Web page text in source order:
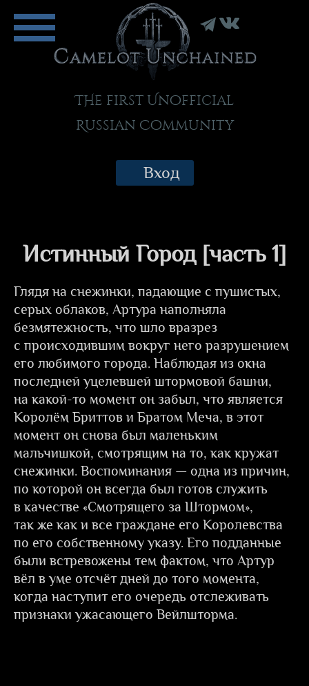
THe first Unofficial
Russian Community
Вход
Истинный Город [часть 1]
Глядя на снежинки, падающие с пушистых,
серых облаков, Артура наполняла
безмятежность, что шло вразрез
с происходившим вокруг него разрушением
его любимого города. Наблюдая из окна
последней уцелевшей штормовой башни,
на какой-то момент он забыл, что является
Королём Бриттов и Братом Меча, в этот
момент он снова был маленьким
мальчишкой, смотрящим на то, как кружат
снежинки. Воспоминания — одна из причин,
по которой он всегда был готов служить
в качестве «Смотрящего за Штормом»,
так же как и все граждане его Королевства
по его собственному указу. Его подданные
были встревожены тем фактом, что Артур
вёл в уме отсчёт дней до того момента,
когда наступит его очередь отслеживать
признаки ужасающего Вейлшторма.